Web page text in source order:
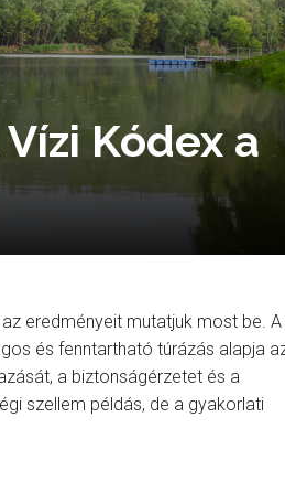
Kódex a
eredményeit mutatjuk most be. A
és fenntartható túrázás alapja
a biztonságérzetet és a
szellem példás, de a gyakorlati